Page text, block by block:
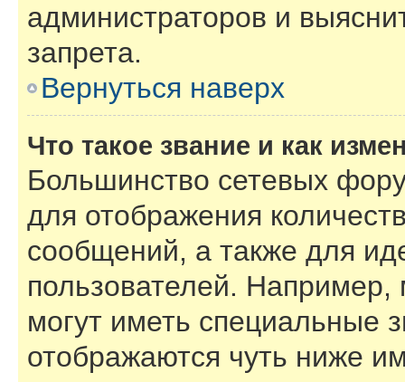
администраторов и
запрета.
Вернуться наверх
Что такое звание и как
Большинство сетевых
для отображения
сообщений, а также для
пользователей.
могут иметь специальные
отображаются чуть ниже